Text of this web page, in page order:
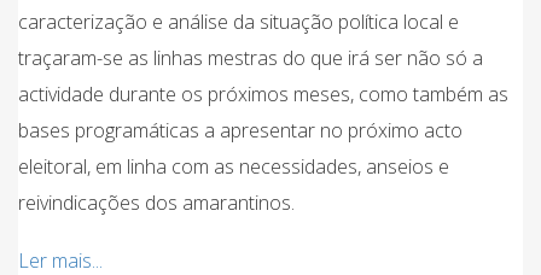
caracterização e análise da situação política local e
traçaram-se as linhas mestras do que irá ser não só a
actividade durante os próximos meses, como também as
bases programáticas a apresentar no próximo acto
eleitoral, em linha com as necessidades, anseios e
reivindicações dos amarantinos.
Ler mais...